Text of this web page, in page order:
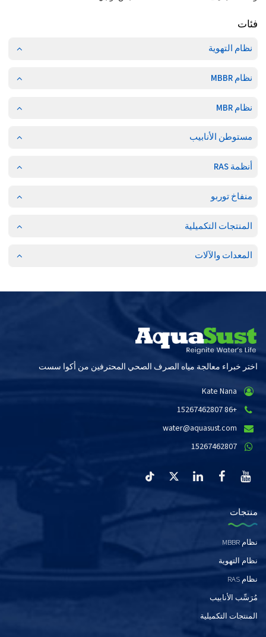
فئات
نظام التهوية
نظام MBBR
نظام MBR
مستوطن الأنابيب
أنظمة RAS
منفاخ توربو
المنتجات التكميلية
المعدات والآلات
اختر خبراء معالجة مياه الصرف الصحي المحترفين من أكوا سست
Kate Nana
+86 15267462807
water@aquasust.com
15267462807
منتجات
نظام MBBR
نظام التهوية
نظام RAS
مُرَسِّب الأنابيب
المنتجات التكميلية